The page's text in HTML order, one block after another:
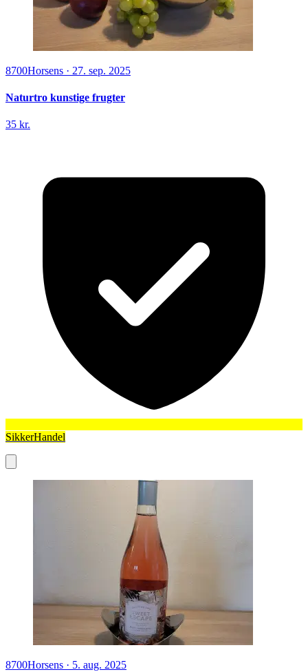
8700Horsens · 27. sep. 2025
Naturtro kunstige frugter
35 kr.
SikkerHandel
8700Horsens · 5. aug. 2025